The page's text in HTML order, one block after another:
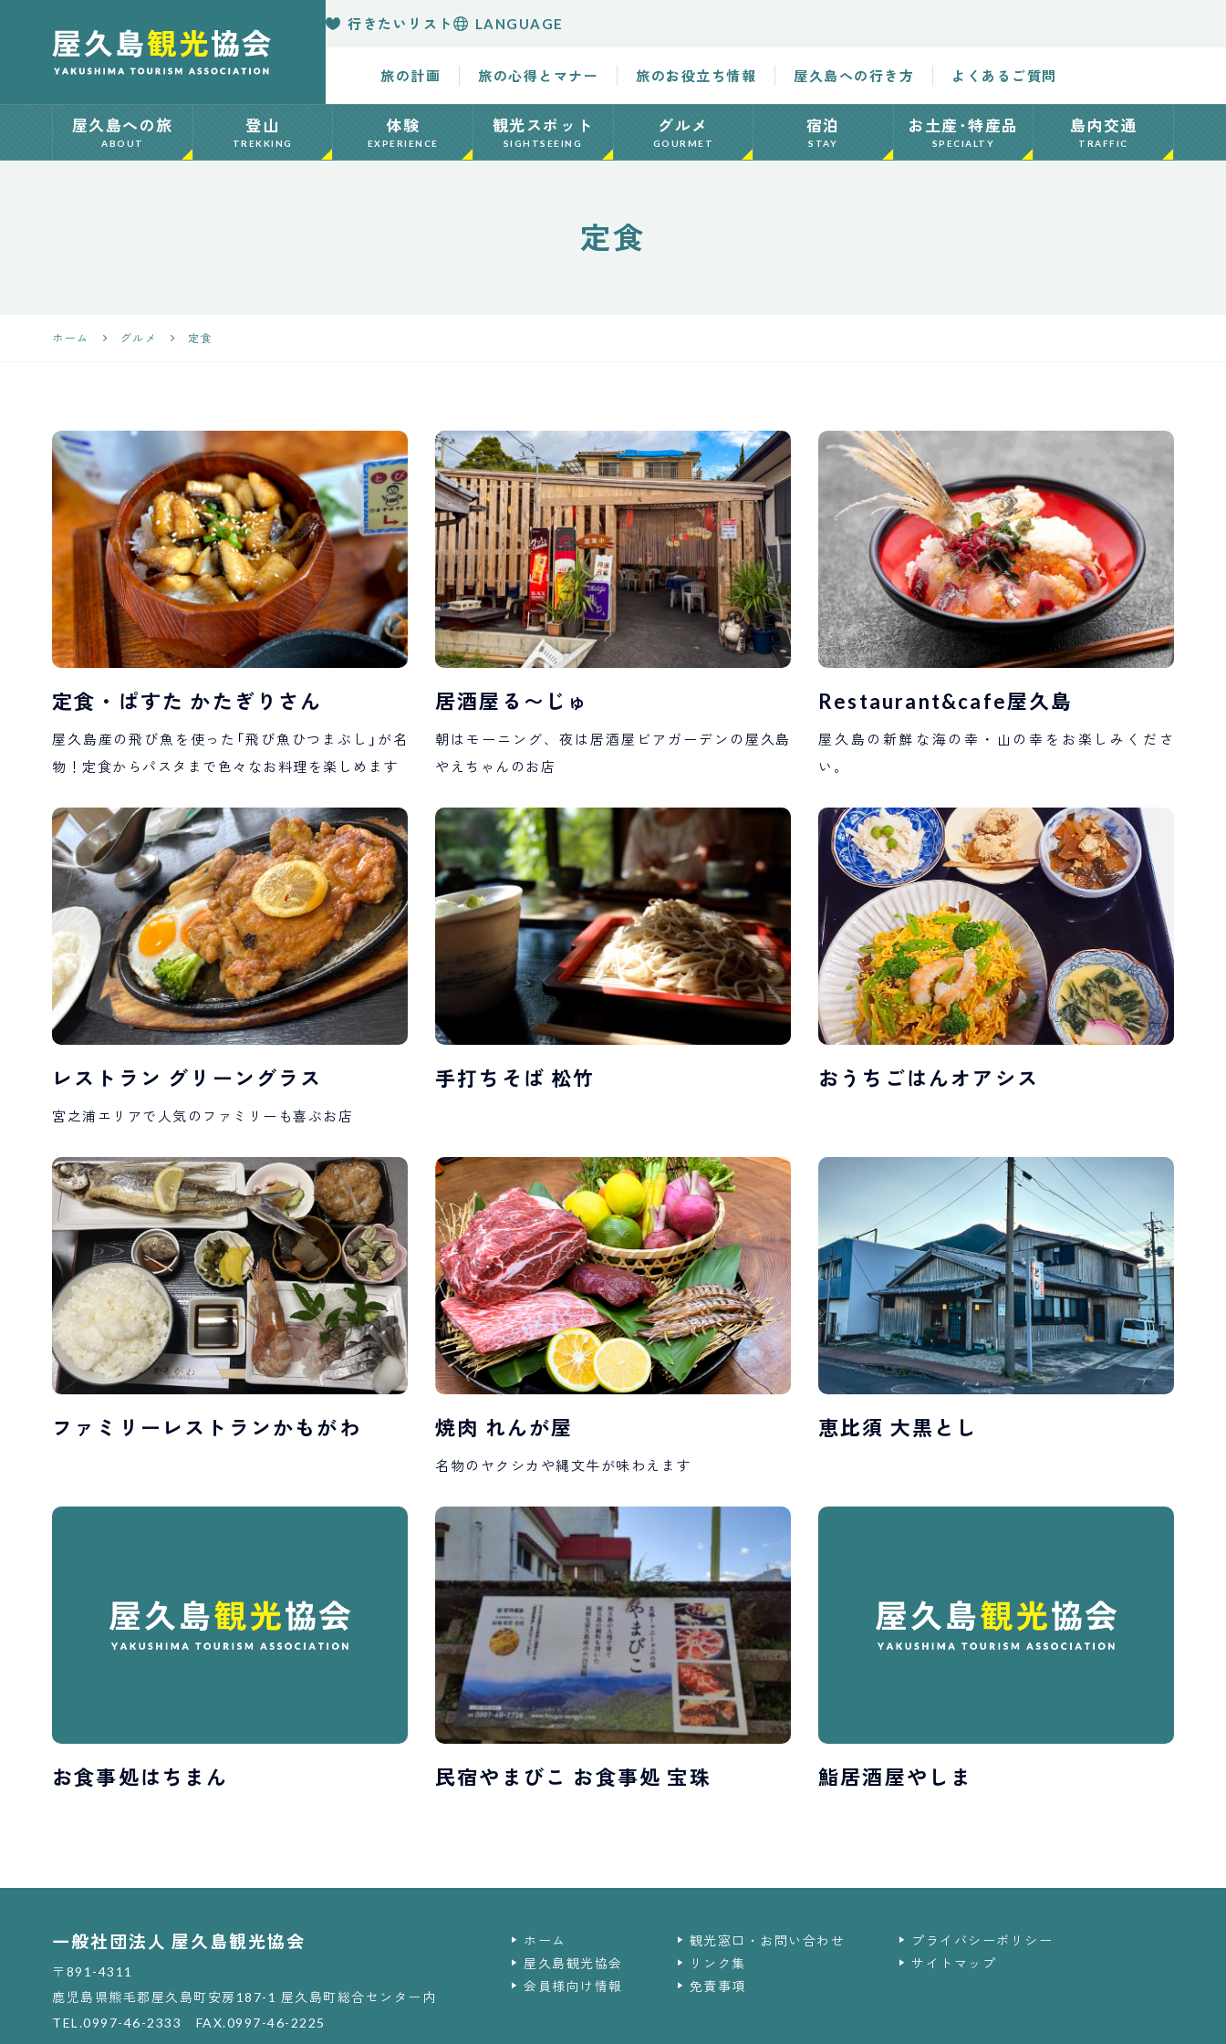
【公式】屋久島
観光協会 世界
Yakushima
行きたいリスト LANGUAGE
旅の計画 旅の心得とマナー 旅のお役立ち情報 屋久島への行き方 よくあるご質問
屋久島への旅
ABOUT
登山
TREKKING
体験
EXPERIENCE
観光スポット
SIGHTSEEING
グルメ
GOURMET
宿泊
STAY
お土産･特産品
SPECIALTY
島内交通
TRAFFIC
定食
ホーム グルメ 定食
定食・ぱすた かたぎりさん
屋久島産の飛び魚を使った「飛び魚ひつまぶし」が名
物！定食からパスタまで色々なお料理を楽しめます
居酒屋る〜じゅ
朝はモーニング、夜は居酒屋ビアガーデンの屋久島
やえちゃんのお店
Restaurant&cafe屋久島
屋久島の新鮮な海の幸・山の幸をお楽しみくださ
い。
レストラン グリーングラス
宮之浦エリアで人気のファミリーも喜ぶお店
手打ちそば 松竹 おうちごはんオアシス
ファミリーレストランかもがわ 焼肉 れんが屋
名物のヤクシカや縄文牛が味わえます
恵比須 大黒とし
お食事処はちまん 民宿やまびこ お食事処 宝珠 鮨居酒屋やしま
一般社団法人 屋久島観光協会
〒891-4311
鹿児島県熊毛郡屋久島町安房187-1 屋久島町総合センター内
TEL.0997-46-2333 FAX.0997-46-2225
ホーム
屋久島観光協会
会員様向け情報
観光窓口・お問い合わせ
リンク集
免責事項
プライバシーポリシー
サイトマップ